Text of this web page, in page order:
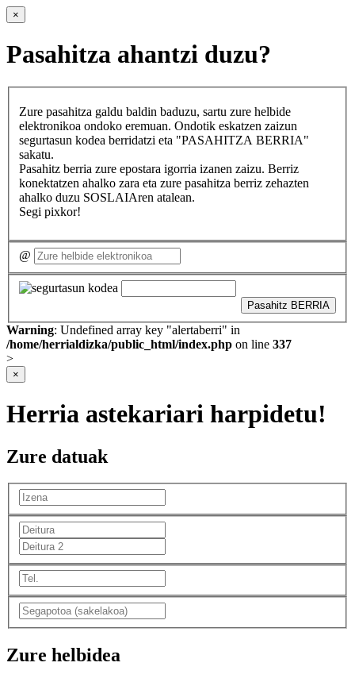
×
Pasahitza ahantzi duzu?
Zure pasahitza galdu baldin baduzu, sartu zure helbide
elektronikoa ondoko eremuan. Ondotik eskatzen zaizun
segurtasun kodea berridatzi eta "PASAHITZA BERRIA"
sakatu.
Pasahitz berria zure epostara igorria izanen zaizu. Berriz
konektatzen ahalko zara eta zure pasahitza berriz zehazten
ahalko duzu SOSLAIAren atalean.
Segi pixkor!
@
Pasahitz BERRIA
Warning: Undefined array key "alertaberri" in
/home/herrialdizka/public_html/index.php on line 337
>
×
Herria astekariari harpidetu!
Zure datuak
Zure helbidea